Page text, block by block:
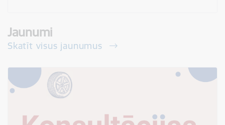
Jaunumi
Skatīt visus jaunumus